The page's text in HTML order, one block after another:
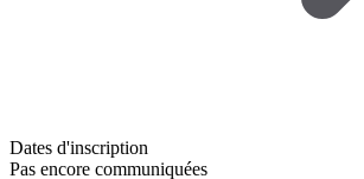
Dates d'inscription
Pas encore communiquées